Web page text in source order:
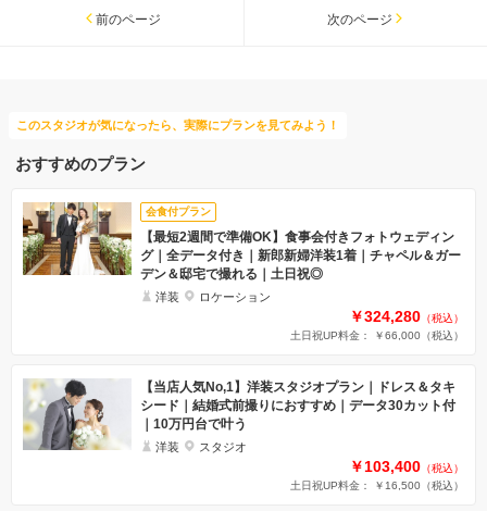
前のページ 次のページ
このスタジオが気になったら、実際にプランを見てみよう！
おすすめのプラン
会食付プラン
【最短2週間で準備OK】食事会付きフォトウェディン
グ｜全データ付き｜新郎新婦洋装1着｜チャペル＆ガー
デン＆邸宅で撮れる｜土日祝◎
洋装 ロケーション
￥324,280 （税込）
土日祝UP料金： ￥66,000 （税込）
【当店人気No,1】洋装スタジオプラン｜ドレス＆タキ
シード｜結婚式前撮りにおすすめ｜データ30カット付
｜10万円台で叶う
洋装 スタジオ
￥103,400 （税込）
土日祝UP料金： ￥16,500 （税込）